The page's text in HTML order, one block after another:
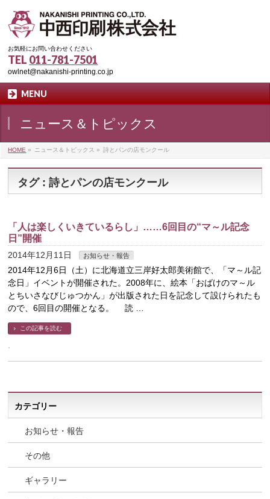
お気軽にお問い合わせください
TEL 011-781-7501
owlnet@nakanishi-printing.co.jp
MENU
ニュース＆トピックス
HOME » ニュース＆トピックス » 詩とパンの店モンクール
タグ : 詩とパンの店モンクール
「人は楽しくいきているらし」……6回目の“マ～ル記念
日”開催
2014年12月11日 お知らせ・報告
2014年12月6日（土）に北海道立三岸好太郎美術館で、「マ～ル記
念日」イベントが開催された。2008年に、絵本「おばけのマ～ル
とちいさなびじゅつかん」が出版された日を記念して設けられたも
ので、6回目の開催となる。 読 …
この記事を読む
カテゴリー
お知らせ・報告
その他
ギャラリー